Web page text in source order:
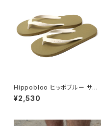
Hippobloo ヒッポブルー サン
ド ナチュラルラバービーチサン
ダル 天然ゴム メンズ レディース
¥2,530